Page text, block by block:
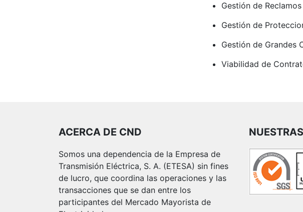
Gestión de Reclamos
Gestión de
Gestión de Grandes
Viabilidad de
ACERCA DE CND
Somos una dependencia de la Empresa de
Transmisión Eléctrica, S. A. (ETESA) sin fines
de lucro, que coordina las operaciones y las
transacciones que se dan entre los
participantes del Mercado Mayorista de